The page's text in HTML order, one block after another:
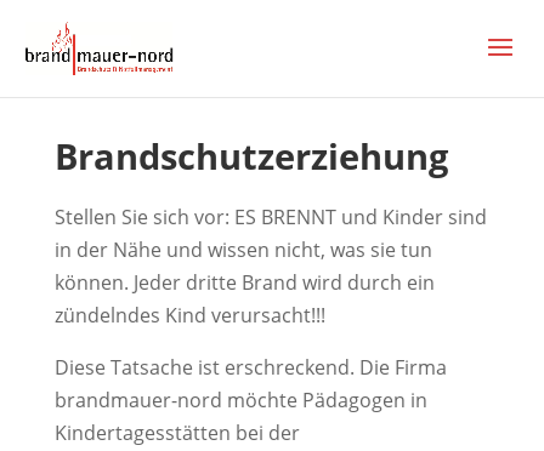
Brandschutzerziehung
Stellen Sie sich vor: ES BRENNT und Kinder sind
in der Nähe und wissen nicht, was sie tun
können. Jeder dritte Brand wird durch ein
zündelndes Kind verursacht!!!
Diese Tatsache ist erschreckend. Die Firma
brandmauer-nord möchte Pädagogen in
Kindertagesstätten bei der